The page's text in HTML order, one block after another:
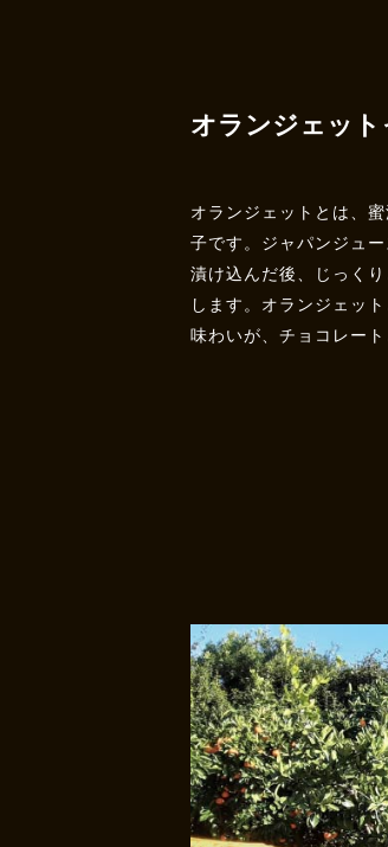
オランジェット
オランジェットとは、
子です。ジャパンジュ
漬け込んだ後、じっく
します。オランジェッ
味わいが、チョコレート